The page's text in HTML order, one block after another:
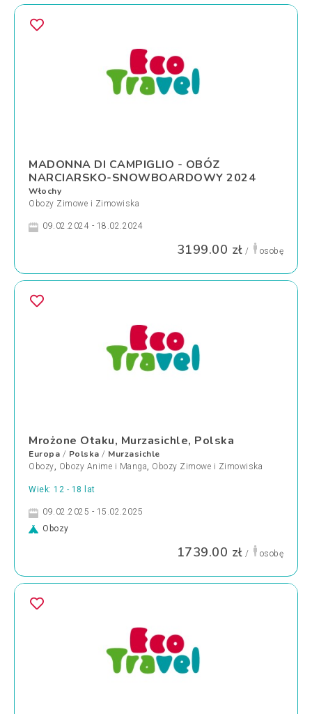
MADONNA DI CAMPIGLIO - OBÓZ
NARCIARSKO-SNOWBOARDOWY 2024
Włochy
Obozy Zimowe i Zimowiska
09.02.2024 - 18.02.2024
3199.00 zł / osobę
Mrożone Otaku, Murzasichle, Polska
Europa / Polska / Murzasichle
Obozy, Obozy Anime i Manga, Obozy Zimowe i Zimowiska
Wiek: 12 - 18 lat
09.02.2025 - 15.02.2025
Obozy
1739.00 zł / osobę